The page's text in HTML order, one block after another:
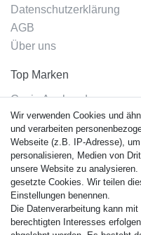
Datenschutzerklärung
AGB
Über uns
Top Marken
Casio Armband
Festina Armband
Citizen Armband
M. Lacroix Armband
J. Lemans Armband
Uhrenarmbänder - Alle
Sicherheit
Wir verwenden Cookies und
und verarbeiten
Webseite (z.B. IP-Adresse),
personalisieren, Medien von
unsere Website zu
gesetzte Cookies. Wir teilen
Einstellungen benennen.
Die Datenverarbeitung kann
berechtigten Interesses